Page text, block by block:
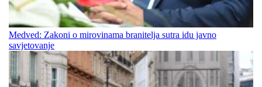
Medved: Zakoni o mirovinama branitelja sutra idu javno
savjetovanje